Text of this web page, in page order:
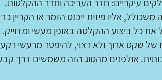
אליו פיזית ייכנס הזמר או הקריין
כל ביצוע ההקלטה באופן מעשי ומדוייק.
שקט ארוך ולא רצוי, להיפטר מרעשי רקע
אולפנים מהסוג הזה משמשים דרך קבע